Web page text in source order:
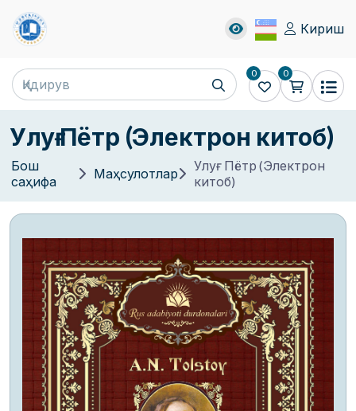
Кириш
0 0
Улуғ Пётр (Электрон китоб)
Бош
саҳифа
Маҳсулотлар
Улуғ Пётр (Электрон
китоб)